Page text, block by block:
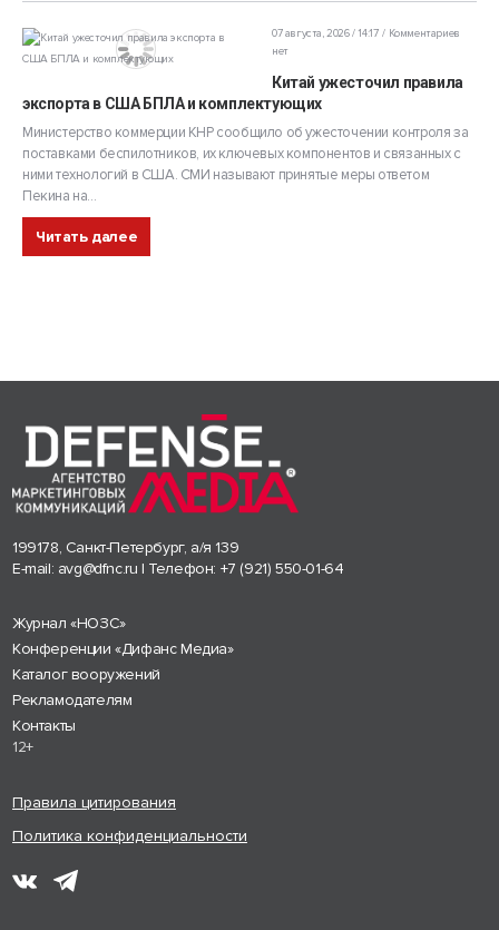
07 августа, 2026 / 14:17
Комментариев
нет
Китай ужесточил правила
экспорта в США БПЛА и комплектующих
Министерство коммерции КНР сообщило об ужесточении контроля за
поставками беспилотников, их ключевых компонентов и связанных с
ними технологий в США. СМИ называют принятые меры ответом
Пекина на...
Читать далее
199178, Санкт-Петербург, а/я 139
E-mail: avg@dfnc.ru | Телефон: +7 (921) 550-01-64
Журнал «НОЗС»
Конференции «Дифанс Медиа»
Каталог вооружений
Рекламодателям
Контакты
12+
Правила цитирования
Политика конфиденциальности